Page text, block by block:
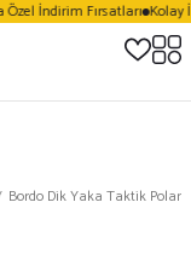
İndirim Fırsatları Kolay
Bordo Dik Yaka Taktik Polar